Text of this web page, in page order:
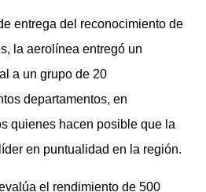
entrega del reconocimiento de
la aerolínea entregó un
a un grupo de 20
departamentos, en
quienes hacen posible que la
en puntualidad en la región.
el rendimiento de 500